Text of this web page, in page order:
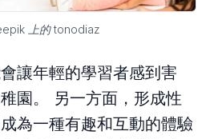
上的 tonodiaz
讓年輕的學習者感到害
園。 另一方面，形成性
為一種有趣和互動的體驗